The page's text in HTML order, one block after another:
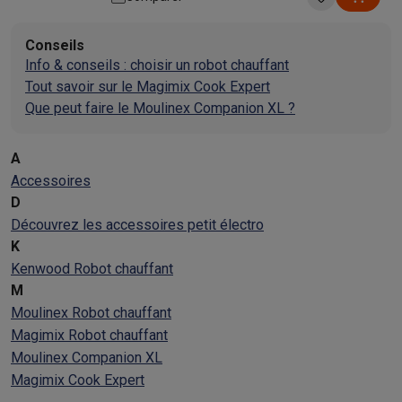
Smartphones reconditionnés
Ménage
Machines à laver avec des éco-chèquesSèche-linge avec
Petits appareils de cuisine
Grands appareils de cuisine
Lave-vaisselle avec des éco-chèques
Climatiseurs
Climatiseurs avec des éco-chèques
TV & audio
TV avec des éco-cheques
Multimédie & téléphonie
Smartphones avec des éco-cheques
En route
Trottinettes électriques avec des éco-chèques
Initiatives écologiques
Conseils
Info & conseils : choisir un robot chauffant
Tout savoir sur le Magimix Cook Expert
Que peut faire le Moulinex Companion XL ?
A
Accessoires
D
Découvrez les accessoires petit électro
K
Kenwood Robot chauffant
M
Moulinex Robot chauffant
Magimix Robot chauffant
Moulinex Companion XL
Magimix Cook Expert